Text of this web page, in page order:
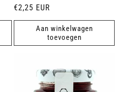
Normale
prijs
€2,25 EUR
Aan winkelwagen
toevoegen